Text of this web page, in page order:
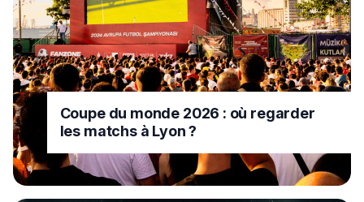
Coupe du monde 2026 : où regarder
les matchs à Lyon ?